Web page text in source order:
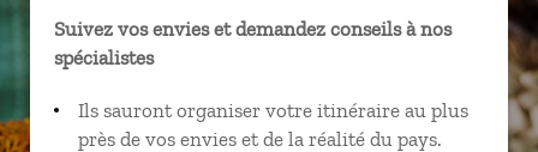
Suivez vos envies et demandez conseils à nos
spécialistes
Ils sauront organiser votre itinéraire au plus
près de vos envies et de la réalité du pays.